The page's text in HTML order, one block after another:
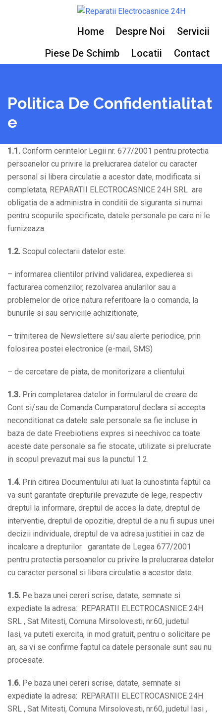
Home Despre Noi
Servicii
Piese De Schimb
Locatii Contact
Politica De Confidentialitat
E
1.1. Conform cerintelor Legii nr. 677/2001 pentru protectia
persoanelor cu privire la prelucrarea datelor cu caracter
personal si libera circulatie a acestor date, modificata si
completata, REPARATII ELECTROCASNICE 24H SRL are
obligatia de a administra in conditii de siguranta si numai
pentru scopurile specificate, datele personale pe care ni le
furnizeaza.
1.2. Scopul colectarii datelor este:
– informarea clientilor privind validarea, expedierea si
facturarea comenzilor, rezolvarea anularilor sau a
problemelor de orice natura referitoare la o comanda, la
bunurile si sau serviciile achizitionate,
– trimiterea de Newslettere si/sau alerte periodice, prin
folosirea postei electronice (e-mail, SMS)
– de cercetare de piata, de monitorizare a clientului.
1.3. Prin completarea datelor in formularul de creare de
Cont si/sau de Comanda Cumparatorul declara si accepta
neconditionat ca datele sale personale sa fie incluse in
baza de date Freebiotiens expres si neechivoc ca toate
aceste date personale sa fie stocate, utilizate si prelucrate
in scopul prevazut mai sus la punctul 1.2.
1.4. Prin citirea Documentului ati luat la cunostinta faptul ca
va sunt garantate drepturile prevazute de lege, respectiv
dreptul la informare, dreptul de acces la date, dreptul de
interventie, dreptul de opozitie, dreptul de a nu fi supus unei
decizii individuale, dreptul de va adresa justitiei in caz de
incalcare a drepturilor garantate de Legea 677/2001
pentru protectia persoanelor cu privire la prelucrarea datelor
cu caracter personal si libera circulatie a acestor date.
1.5. Pe baza unei cereri scrise, datate, semnate si
expediate la adresa: REPARATII ELECTROCASNICE 24H
SRL , Sat Mitesti, Comuna Mirsolovesti, nr.60, judetul
Iasi, va puteti exercita, in mod gratuit, pentru o solicitare pe
an, sa vi se confirme faptul ca datele personale sunt sau nu
procesate.
1.6. Pe baza unei cereri scrise, datate, semnate si
expediate la adresa: REPARATII ELECTROCASNICE 24H
SRL , Sat Mitesti, Comuna Mirsolovesti, nr.60, judetul Iasi ,